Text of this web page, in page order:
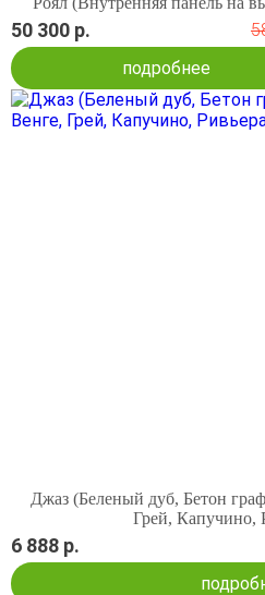
50 300 р.
подробнее
Джаз (Беленый дуб, Бетон
Грей, Капучино,
6 888 р.